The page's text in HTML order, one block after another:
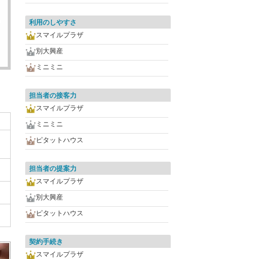
利用のしやすさ
スマイルプラザ
別大興産
ミニミニ
担当者の接客力
スマイルプラザ
ミニミニ
ピタットハウス
担当者の提案力
スマイルプラザ
別大興産
ピタットハウス
契約手続き
スマイルプラザ